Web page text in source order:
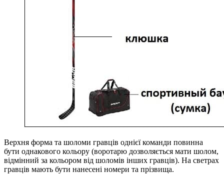
Верхня форма та шоломи гравців однієї команди повинна
бути однакового кольору (воротарю дозволяється мати шолом,
відмінний за кольором від шоломів інших гравців). На светрах
гравців мають бути нанесені номери та прізвища.